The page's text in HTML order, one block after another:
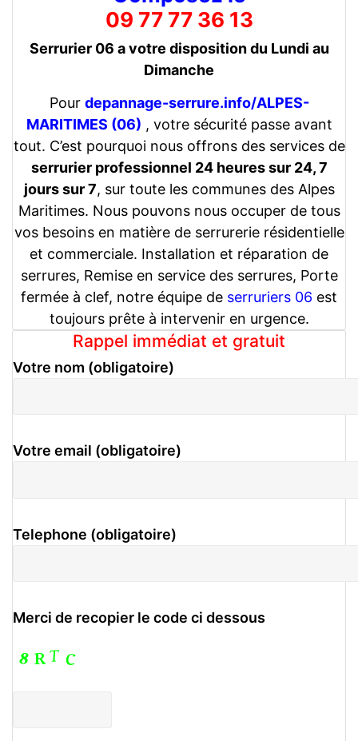
09 77 77 36 13
Serrurier 06 a votre disposition du Lundi au
Dimanche
Pour depannage-serrure.info/ALPES-
MARITIMES (06) , votre sécurité passe avant
tout. C’est pourquoi nous offrons des services de
serrurier professionnel 24 heures sur 24, 7
jours sur 7, sur toute les communes des Alpes
Maritimes. Nous pouvons nous occuper de tous
vos besoins en matière de serrurerie résidentielle
et commerciale. Installation et réparation de
serrures, Remise en service des serrures, Porte
fermée à clef, notre équipe de serruriers 06 est
toujours prête à intervenir en urgence.
Rappel immédiat et gratuit
Votre nom (obligatoire)
Votre email (obligatoire)
Telephone (obligatoire)
Merci de recopier le code ci dessous